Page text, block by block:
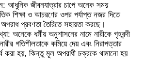
আধুনিক জীবনযাত্রার চাপে অনেক সময়
শিক্ষা ও আচরণের ওপর পর্যাপ্ত নজর দিতে
প্রবণতা তৈরিতে সহায়তা করছে।
অনেকে ধর্মীয় অনুশাসনের নামে নারীকে গৃহবন্দী
গতিশীলতাকে কমিয়ে দেয় এবং নিরাপত্তার
করা হয়, কিন্তু মূল অপরাধী চক্রকে থামানো হয়